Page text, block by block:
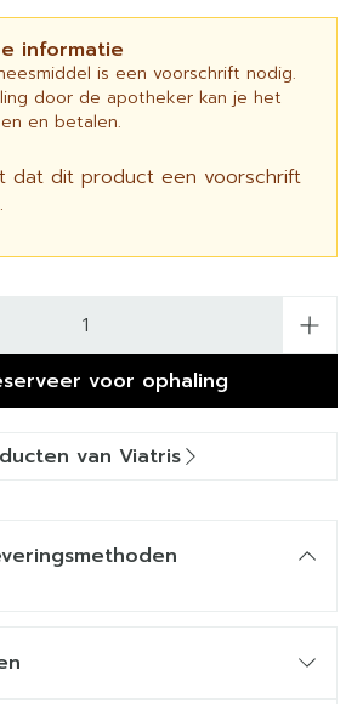
informatie
is een voorschrift nodig.
door de apotheker kan je het
en betalen.
dat dit product een voorschrift
voor ophaling
van Viatris